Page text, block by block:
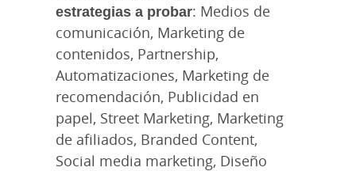
estrategias a probar: Medios de
comunicación, Marketing de
contenidos, Partnership,
Automatizaciones, Marketing de
recomendación, Publicidad en
papel, Street Marketing, Marketing
de afiliados, Branded Content,
Social media marketing, Diseño